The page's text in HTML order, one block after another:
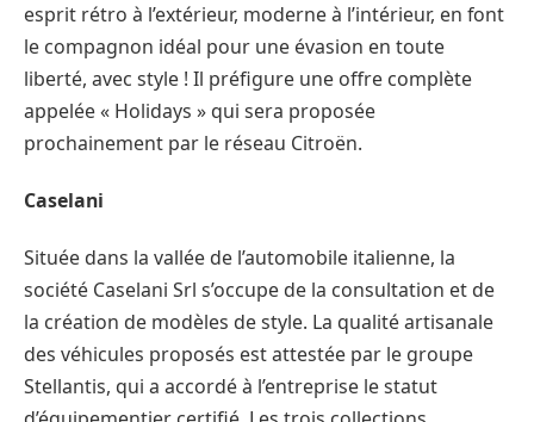
esprit rétro à l’extérieur, moderne à l’intérieur, en font
le compagnon idéal pour une évasion en toute
liberté, avec style ! Il préfigure une offre complète
appelée « Holidays » qui sera proposée
prochainement par le réseau Citroën.
Caselani
Située dans la vallée de l’automobile italienne, la
société Caselani Srl s’occupe de la consultation et de
la création de modèles de style. La qualité artisanale
des véhicules proposés est attestée par le groupe
Stellantis, qui a accordé à l’entreprise le statut